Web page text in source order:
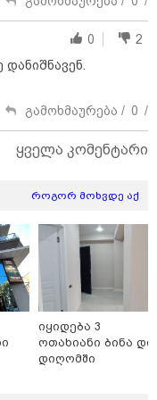
ეს ნაბიჯი
დაემთხვა" -
ქალზე
0
2
გამოხმაურება / 0 /
ყველა კომენტარი
როგორ მოხვდე აქ
იყიდება 3
ოთახიანი ბინა
დიღომში